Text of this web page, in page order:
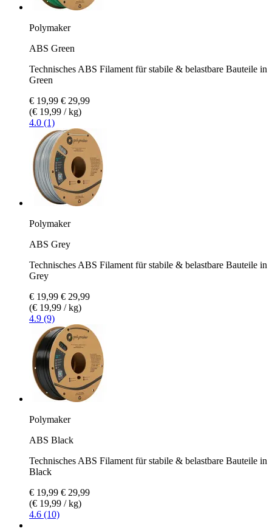
Polymaker
ABS Green
Technisches ABS Filament für stabile & belastbare Bauteile in
Green
€ 19,99 € 29,99
(€ 19,99 / kg)
4.0 (1)
Polymaker
ABS Grey
Technisches ABS Filament für stabile & belastbare Bauteile in
Grey
€ 19,99 € 29,99
(€ 19,99 / kg)
4.9 (9)
Polymaker
ABS Black
Technisches ABS Filament für stabile & belastbare Bauteile in
Black
€ 19,99 € 29,99
(€ 19,99 / kg)
4.6 (10)